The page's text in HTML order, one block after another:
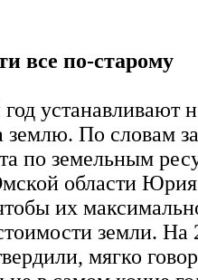
все по-старому
устанавливают
По словам
по земельным
области
их
земли. На
мягко